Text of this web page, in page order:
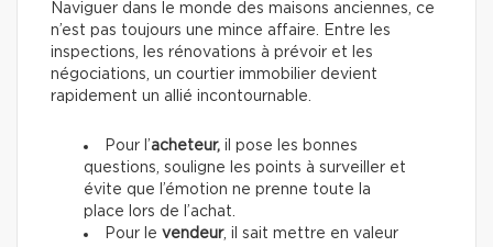
Naviguer dans le monde des maisons anciennes, ce
n’est pas toujours une mince affaire. Entre les
inspections, les rénovations à prévoir et les
négociations, un courtier immobilier devient
rapidement un allié incontournable.
Pour l’acheteur, il pose les bonnes
questions, souligne les points à surveiller et
évite que l’émotion ne prenne toute la
place lors de l’achat.
Pour le vendeur, il sait mettre en valeur